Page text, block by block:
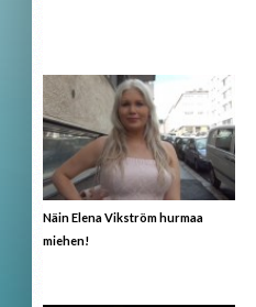
Näin Elena Vikström hurmaa
miehen!